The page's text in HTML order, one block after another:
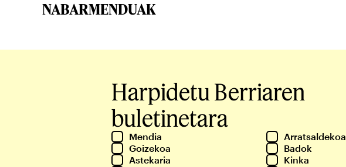
NABARMENDUAK
Harpidetu Berriaren
buletinetara
Mendia
Arratsaldekoa
Goizekoa
Badok
Astekaria
Kinka